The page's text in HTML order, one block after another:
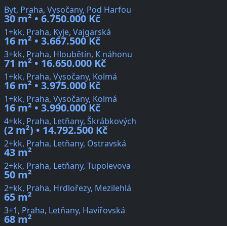
Byt, Praha, Vysočany, Pod Harfou
30 m² • 6.750.000 Kč
1+kk, Praha, Kyje, Vajgarská
16 m² • 3.667.500 Kč
3+kk, Praha, Hloubětín, K náhonu
71 m² • 16.650.000 Kč
1+kk, Praha, Vysočany, Kolmá
16 m² • 3.975.000 Kč
1+kk, Praha, Vysočany, Kolmá
16 m² • 3.990.000 Kč
4+kk, Praha, Letňany, Škrábkových
(2 m²) • 14.792.500 Kč
2+kk, Praha, Letňany, Ostravská
43 m²
2+kk, Praha, Letňany, Tupolevova
50 m²
2+kk, Praha, Hrdlořezy, Mezilehlá
65 m²
3+1, Praha, Letňany, Havířovská
68 m²